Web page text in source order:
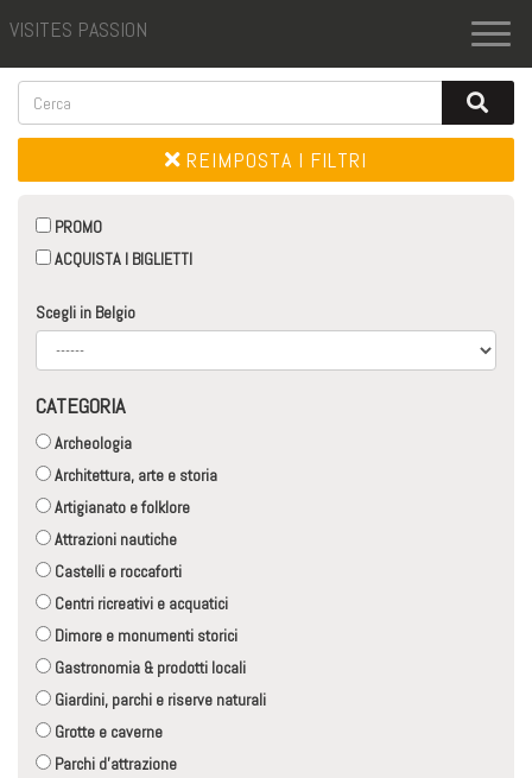
VISITES PASSION
REIMPOSTA I FILTRI
PROMO
ACQUISTA I BIGLIETTI
Scegli in Belgio
CATEGORIA
Archeologia
Architettura, arte e storia
Artigianato e folklore
Attrazioni nautiche
Castelli e roccaforti
Centri ricreativi e acquatici
Dimore e monumenti storici
Gastronomia & prodotti locali
Giardini, parchi e riserve naturali
Grotte e caverne
Parchi d'attrazione